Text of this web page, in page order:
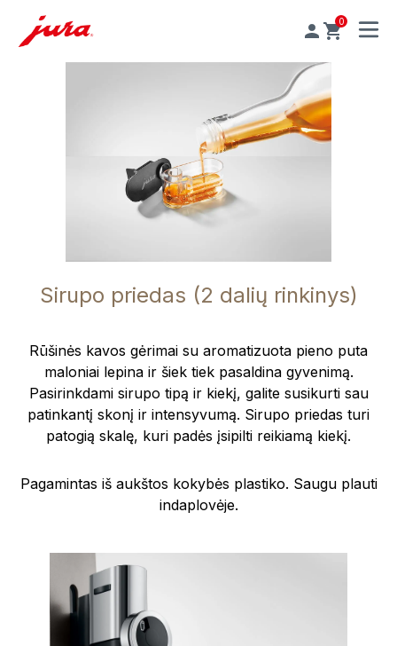
0
MENU
Sirupo priedas (2 dalių rinkinys)
Rūšinės kavos gėrimai su aromatizuota pieno puta
maloniai lepina ir šiek tiek pasaldina gyvenimą.
Pasirinkdami sirupo tipą ir kiekį, galite susikurti sau
patinkantį skonį ir intensyvumą. Sirupo priedas turi
patogią skalę, kuri padės įsipilti reikiamą kiekį.
Pagamintas iš aukštos kokybės plastiko. Saugu plauti
indaplovėje.